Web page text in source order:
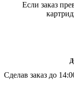
Если заказ
Сделав заказ до